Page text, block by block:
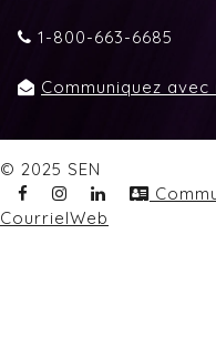
1-800-663-6685
Communiquez avec
© 2025 SEN
CourrielWeb